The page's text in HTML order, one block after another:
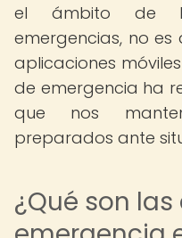
el ámbito de
emergencias, no es
aplicaciones
de emergencia ha
que nos
preparados ante
¿Qué son